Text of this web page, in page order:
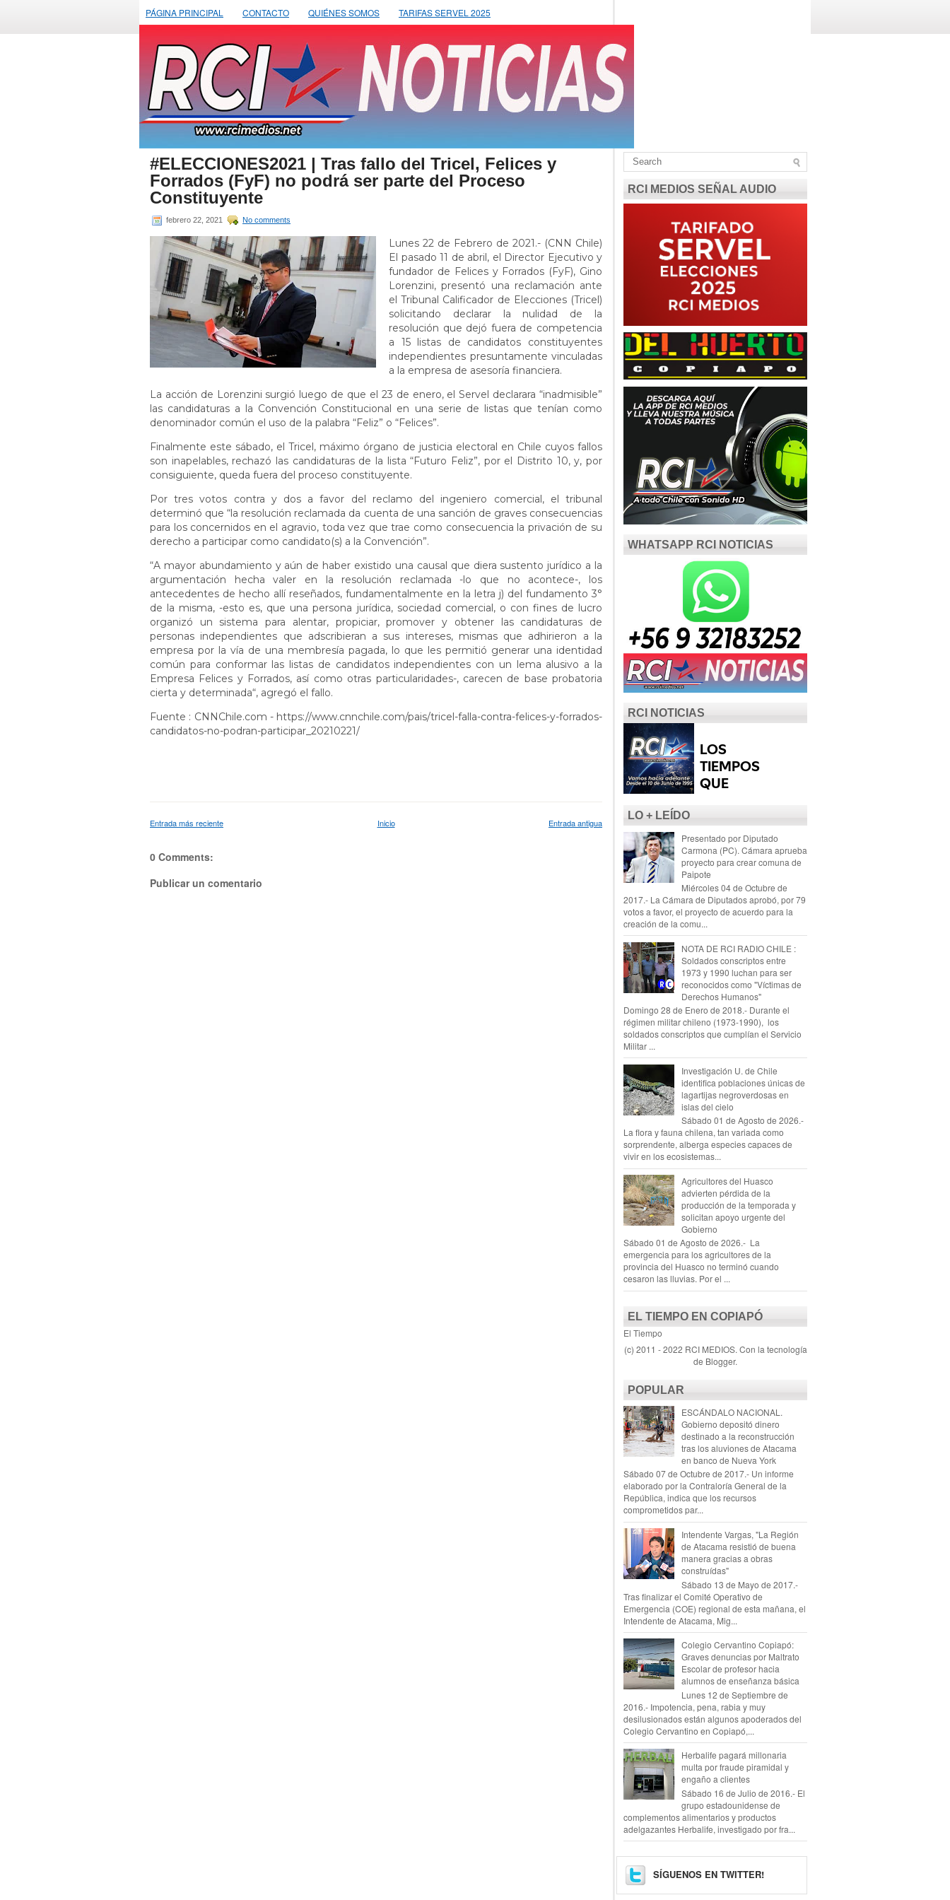
PÁGINA PRINCIPAL CONTACTO QUIÉNES SOMOS TARIFAS SERVEL 2025
#ELECCIONES2021 | Tras fallo del Tricel, Felices y
Forrados (FyF) no podrá ser parte del Proceso
Constituyente
febrero 22, 2021 No comments
Lunes 22 de Febrero de 2021.- (CNN Chile)
El pasado 11 de abril, el Director Ejecutivo y
fundador de Felices y Forrados (FyF), Gino
Lorenzini, presentó una reclamación ante
el Tribunal Calificador de Elecciones (Tricel)
solicitando declarar la nulidad de la
resolución que dejó fuera de competencia
a 15 listas de candidatos constituyentes
independientes presuntamente vinculadas
a la empresa de asesoría financiera.
La acción de Lorenzini surgió luego de que el 23 de enero, el Servel declarara “inadmisible”
las candidaturas a la Convención Constitucional en una serie de listas que tenían como
denominador común el uso de la palabra “Feliz” o “Felices”.
Finalmente este sábado, el Tricel, máximo órgano de justicia electoral en Chile cuyos fallos
son inapelables, rechazó las candidaturas de la lista “Futuro Feliz”, por el Distrito 10, y, por
consiguiente, queda fuera del proceso constituyente.
Por tres votos contra y dos a favor del reclamo del ingeniero comercial, el tribunal
determinó que “la resolución reclamada da cuenta de una sanción de graves consecuencias
para los concernidos en el agravio, toda vez que trae como consecuencia la privación de su
derecho a participar como candidato(s) a la Convención”.
“A mayor abundamiento y aún de haber existido una causal que diera sustento jurídico a la
argumentación hecha valer en la resolución reclamada -lo que no acontece-, los
antecedentes de hecho allí reseñados, fundamentalmente en la letra j) del fundamento 3°
de la misma, -esto es, que una persona jurídica, sociedad comercial, o con fines de lucro
organizó un sistema para alentar, propiciar, promover y obtener las candidaturas de
personas independientes que adscribieran a sus intereses, mismas que adhirieron a la
empresa por la vía de una membresía pagada, lo que les permitió generar una identidad
común para conformar las listas de candidatos independientes con un lema alusivo a la
Empresa Felices y Forrados, así como otras particularidades-, carecen de base probatoria
cierta y determinada“, agregó el fallo.
Fuente : CNNChile.com - https://www.cnnchile.com/pais/tricel-falla-contra-felices-y-forrados-
candidatos-no-podran-participar_20210221/
Entrada más reciente Entrada antigua
Inicio
0 Comments:
Publicar un comentario
RCI MEDIOS SEÑAL AUDIO
WHATSAPP RCI NOTICIAS
RCI NOTICIAS
LO + LEÍDO
Presentado por Diputado
Carmona (PC). Cámara aprueba
proyecto para crear comuna de
Paipote
Miércoles 04 de Octubre de
2017.- La Cámara de Diputados aprobó, por 79
votos a favor, el proyecto de acuerdo para la
creación de la comu...
NOTA DE RCI RADIO CHILE :
Soldados conscriptos entre
1973 y 1990 luchan para ser
reconocidos como "Víctimas de
Derechos Humanos"
Domingo 28 de Enero de 2018.- Durante el
régimen militar chileno (1973-1990), los
soldados conscriptos que cumplían el Servicio
Militar ...
Investigación U. de Chile
identifica poblaciones únicas de
lagartijas negroverdosas en
islas del cielo
Sábado 01 de Agosto de 2026.-
La flora y fauna chilena, tan variada como
sorprendente, alberga especies capaces de
vivir en los ecosistemas...
Agricultores del Huasco
advierten pérdida de la
producción de la temporada y
solicitan apoyo urgente del
Gobierno
Sábado 01 de Agosto de 2026.- La
emergencia para los agricultores de la
provincia del Huasco no terminó cuando
cesaron las lluvias. Por el ...
EL TIEMPO EN COPIAPÓ
El Tiempo
(c) 2011 - 2022 RCI MEDIOS. Con la tecnología
de Blogger.
POPULAR
ESCÁNDALO NACIONAL.
Gobierno depositó dinero
destinado a la reconstrucción
tras los aluviones de Atacama
en banco de Nueva York
Sábado 07 de Octubre de 2017.- Un informe
elaborado por la Contraloría General de la
República, indica que los recursos
comprometidos par...
Intendente Vargas, "La Región
de Atacama resistió de buena
manera gracias a obras
construídas"
Sábado 13 de Mayo de 2017.-
Tras finalizar el Comité Operativo de
Emergencia (COE) regional de esta mañana, el
Intendente de Atacama, Mig...
Colegio Cervantino Copiapó:
Graves denuncias por Maltrato
Escolar de profesor hacia
alumnos de enseñanza básica
Lunes 12 de Septiembre de
2016.- Impotencia, pena, rabia y muy
desilusionados están algunos apoderados del
Colegio Cervantino en Copiapó,...
Herbalife pagará millonaria
multa por fraude piramidal y
engaño a clientes
Sábado 16 de Julio de 2016.- El
grupo estadounidense de
complementos alimentarios y productos
adelgazantes Herbalife, investigado por fra...
SÍGUENOS EN TWITTER!